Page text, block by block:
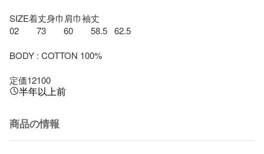
SIZE着丈身巾肩巾袖丈
02　　73　　60　　58.5   62.5
BODY : COTTON 100%
定価12100
半年以上前
商品の情報